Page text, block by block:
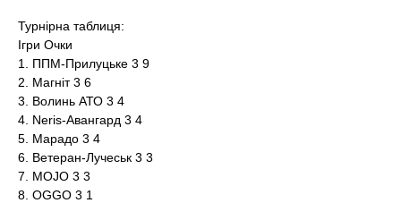
Турнірна таблиця:
Ігри Очки
1. ППМ-Прилуцьке 3 9
2. Магніт 3 6
3. Волинь АТО 3 4
4. Neris-Авангард 3 4
5. Марадо 3 4
6. Ветеран-Лучеськ 3 3
7. MOJO 3 3
8. OGGO 3 1